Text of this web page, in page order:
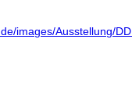
images/Ausstellung/